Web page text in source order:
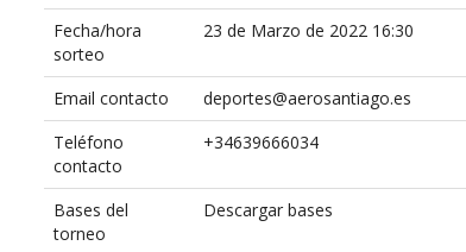
Fecha/hora
sorteo
23 de Marzo de 2022 16:30
Email contacto
deportes@aerosantiago.es
Teléfono
contacto
+34639666034
Bases del
torneo
Descargar bases